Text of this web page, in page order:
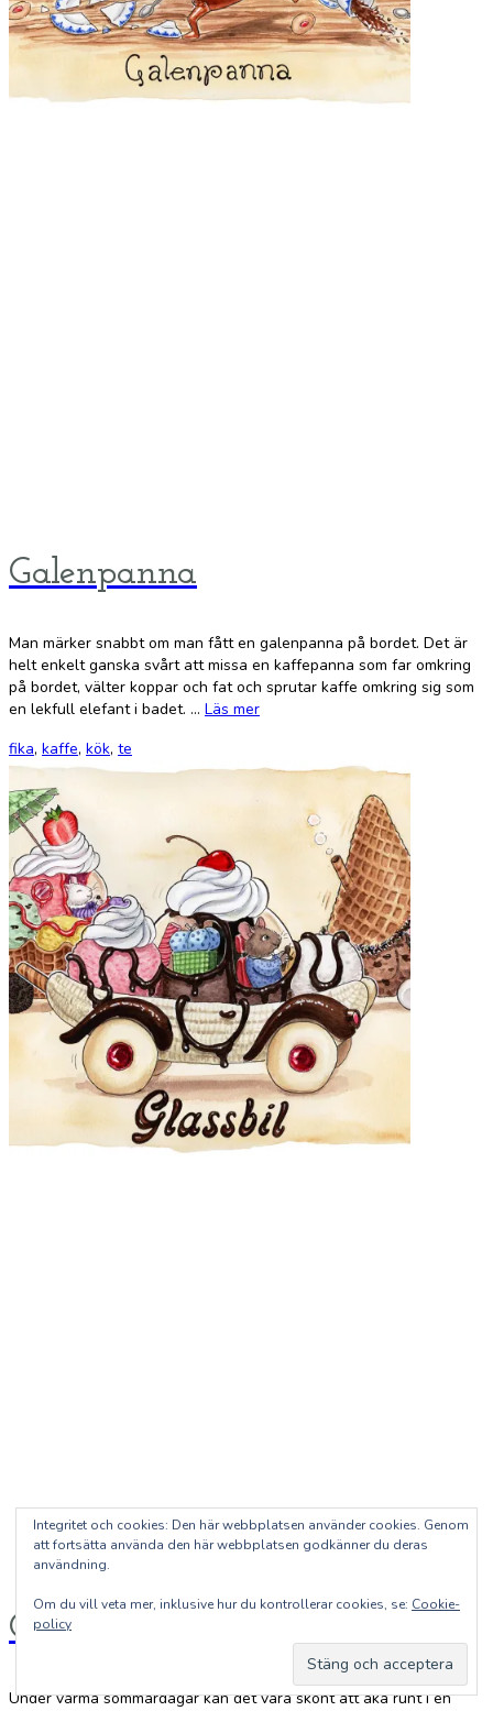
Galenpanna
Man märker snabbt om man fått en galenpanna på bordet. Det är
helt enkelt ganska svårt att missa en kaffepanna som far omkring
på bordet, välter koppar och fat och sprutar kaffe omkring sig som
en lekfull elefant i badet. … Läs mer
fika, kaffe, kök, te
Glassbil
Under varma sommardagar kan det vara skönt att åka runt i en
Integritet och cookies: Den här webbplatsen använder cookies. Genom
att fortsätta använda den här webbplatsen godkänner du deras
användning.
Om du vill veta mer, inklusive hur du kontrollerar cookies, se: Cookie-
policy